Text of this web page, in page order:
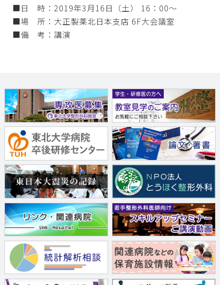
■日 時：2019年3月16日（土） 16：00～
■場 所：大正製薬北日本支店 6F大会議室
■備 考：講演